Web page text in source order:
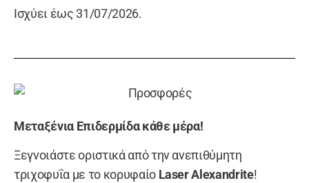
Ισχύει έως 31/07/2026.
Μεταξένια Επιδερμίδα κάθε μέρα!
Ξεγνοιάστε οριστικά από την ανεπιθύμητη
τριχοφυΐα με το κορυφαίο Laser Alexandrite!